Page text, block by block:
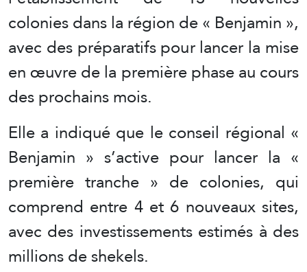
colonies dans la région de « Benjamin »,
avec des préparatifs pour lancer la mise
en œuvre de la première phase au cours
des prochains mois.
Elle a indiqué que le conseil régional «
Benjamin » s’active pour lancer la «
première tranche » de colonies, qui
comprend entre 4 et 6 nouveaux sites,
avec des investissements estimés à des
millions de shekels.